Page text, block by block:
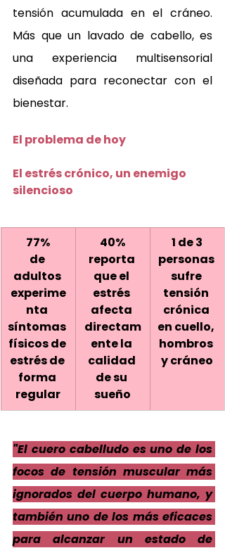
tensión acumulada en el cráneo.
Más que un lavado de cabello, es
una experiencia multisensorial
diseñada para reconectar con el
bienestar.
El problema de hoy
El estrés crónico, un enemigo
silencioso
77%
de
adultos
experime
nta
síntomas
físicos de
estrés de
forma
regular
40%
reporta
que el
estrés
afecta
directam
ente la
calidad
de su
sueño
1 de 3
personas
sufre
tensión
crónica
en cuello,
hombros
y cráneo
"El cuero cabelludo es uno de los
focos de tensión muscular más
ignorados del cuerpo humano, y
también uno de los más eficaces
para alcanzar un estado de